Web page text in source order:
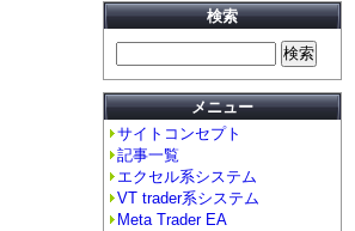
検索
メニュー
サイトコンセプト
記事一覧
エクセル系システム
VT trader系システム
Meta Trader EA